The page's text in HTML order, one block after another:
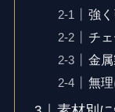
強
チ
金
無